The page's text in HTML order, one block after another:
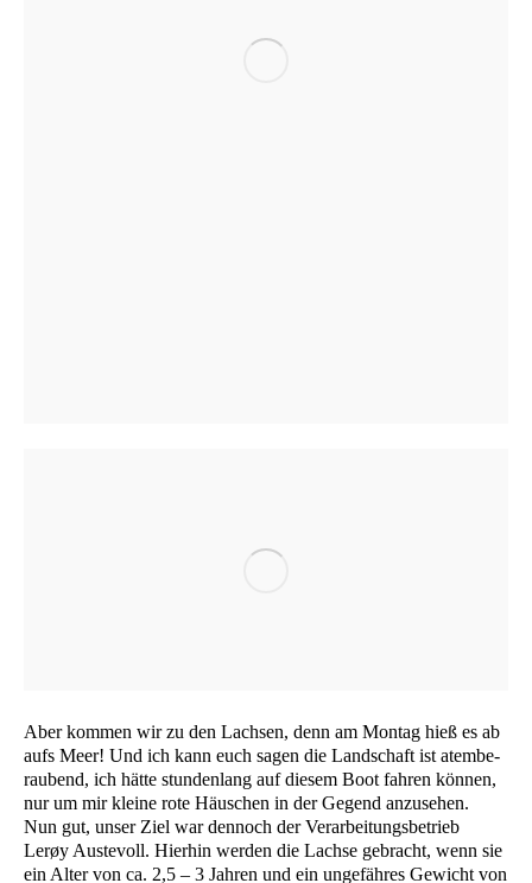
Aber kom­men wir zu den Lach­sen, denn am Mon­tag hieß es ab
aufs Meer! Und ich kann euch sagen die Land­schaft ist atem­be­
rau­bend, ich hät­te stun­den­lang auf die­sem Boot fah­ren kön­nen,
nur um mir klei­ne rote Häus­chen in der Gegend anzusehen.
Nun gut, unser Ziel war den­noch der Ver­ar­bei­tungs­be­trieb
Lerøy Aus­te­voll. Hier­hin wer­den die Lach­se gebracht, wenn sie
ein Alter von ca. 2,5 – 3 Jah­ren und ein unge­fäh­res Gewicht von